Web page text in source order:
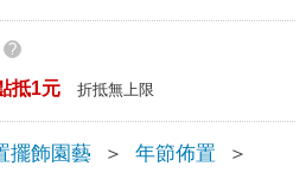
?
抵1元 折抵無上限
擺飾園藝 ＞ 年節佈置
＞